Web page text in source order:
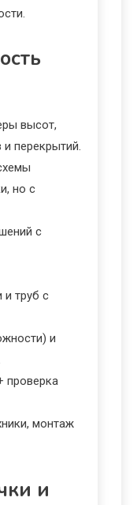
высот,
перекрытий.
но с
с
труб с
и
проверка
монтаж
и